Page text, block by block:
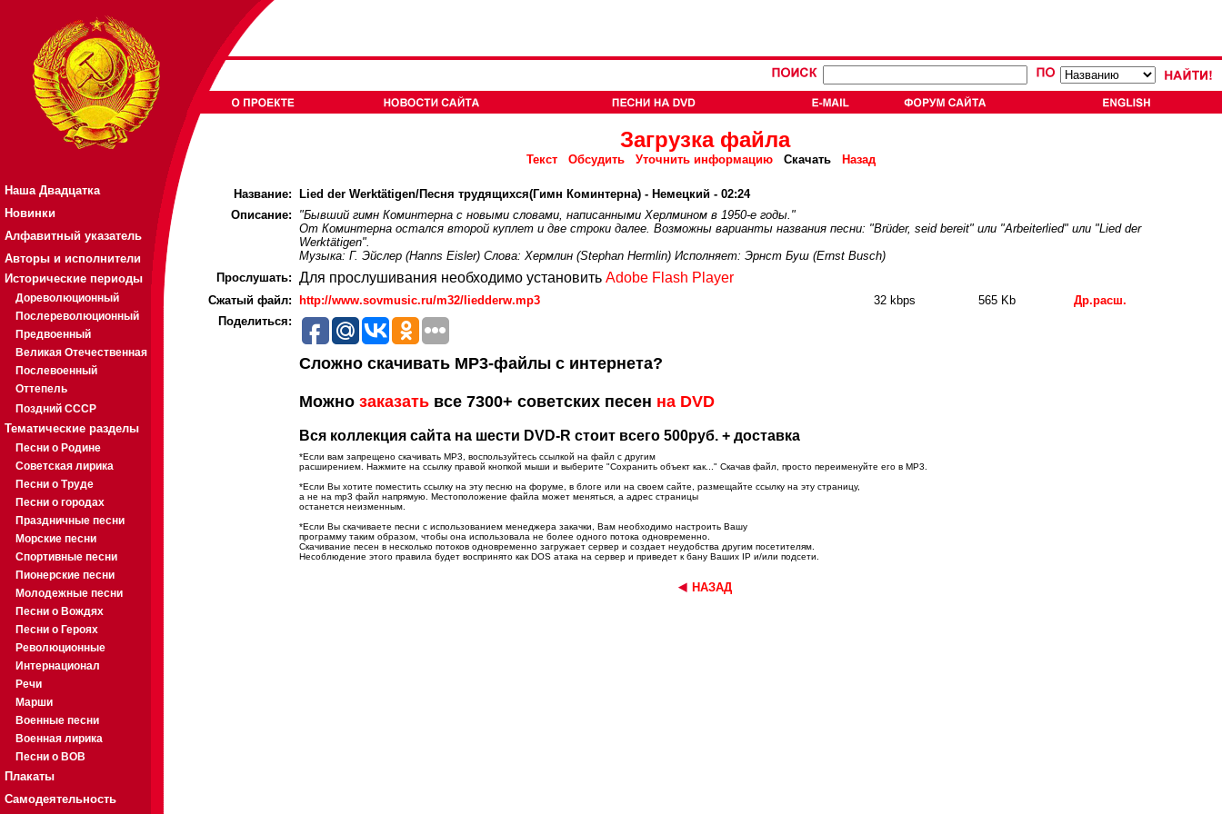
Наша Двадцатка
Новинки
Алфавитный указатель
Авторы и исполнители
Исторические периоды
Дореволюционный
Послереволюционный
Предвоенный
Великая Отечественная
Послевоенный
Оттепель
Поздний СССР
Тематические разделы
Песни о Родине
Советская лирика
Песни о Труде
Песни о городах
Праздничные песни
Морские песни
Спортивные песни
Пионерские песни
Молодежные песни
Песни о Вождях
Песни о Героях
Революционные
Интернационал
Речи
Марши
Военные песни
Военная лирика
Песни о ВОВ
Плакаты
Самодеятельность
Загрузка файла
Текст Обсудить Уточнить информацию Скачать Назад
Название:
Lied der Werktätigen/Песня трудящихся(Гимн Коминтерна) - Немецкий - 02:24
Описание:
"Бывший гимн Коминтерна с новыми словами, написанными Херлмином в 1950-е годы."
От Коминтерна остался второй куплет и две строки далее. Возможны варианты названия песни: "Brüder, seid bereit" или "Arbeiterlied" или "Lied der
Werktätigen".
Музыка: Г. Эйслер (Hanns Eisler) Слова: Хермлин (Stephan Hermlin) Исполняет: Эрнст Буш (Ernst Busch)
Прослушать: Для прослушивания необходимо установить Adobe Flash Player
Cжатый файл: http://www.sovmusic.ru/m32/liedderw.mp3 32 kbps 565 Kb
Др.расш.
Поделиться:
Сложно скачивать MP3-файлы с интернета?
Можно заказать все 7300+ советских песен на DVD
Вся коллекция сайта на шести DVD-R стоит всего 500руб. + доставка
*Если вам запрещено скачивать MP3, воспользуйтесь ссылкой на файл с другим
расширением. Нажмите на ссылку правой кнопкой мыши и выберите "Сохранить объект как..." Скачав файл, просто переименуйте его в MP3.
*Если Вы хотите поместить ссылку на эту песню на форуме, в блоге или на своем сайте, размещайте ссылку на эту страницу,
а не на mp3 файл напрямую. Местоположение файла может меняться, а адрес страницы
останется неизменным.
*Если Вы скачиваете песни с использованием менеджера закачки, Вам необходимо настроить Вашу
программу таким образом, чтобы она использовала не более одного потока одновременно.
Скачивание песен в несколько потоков одновременно загружает сервер и создает неудобства другим посетителям.
Несоблюдение этого правила будет воспринято как DOS атака на сервер и приведет к бану Ваших IP и/или подсети.
НАЗАД